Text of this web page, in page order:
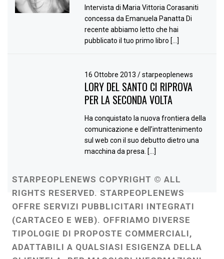
Intervista di Maria Vittoria Corasaniti
concessa da Emanuela Panatta Di
recente abbiamo letto che hai
pubblicato il tuo primo libro […]
16 Ottobre 2013/ starpeoplenews
LORY DEL SANTO CI RIPROVA
PER LA SECONDA VOLTA
Ha conquistato la nuova frontiera della
comunicazione e dell’intrattenimento
sul web con il suo debutto dietro una
macchina da presa. […]
STARPEOPLENEWS COPYRIGHT © ALL
RIGHTS RESERVED. STARPEOPLENEWS
OFFRE SERVIZI PUBBLICITARI INTEGRATI
(CARTACEO E WEB). OFFRIAMO DIVERSE
TIPOLOGIE DI PROPOSTE COMMERCIALI,
ADATTABILI A QUALSIASI ESIGENZA DELLA